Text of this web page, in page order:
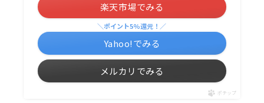
楽天市場でみる
＼ポイント5%還元！／
Yahoo!でみる
メルカリでみる
ポチップ